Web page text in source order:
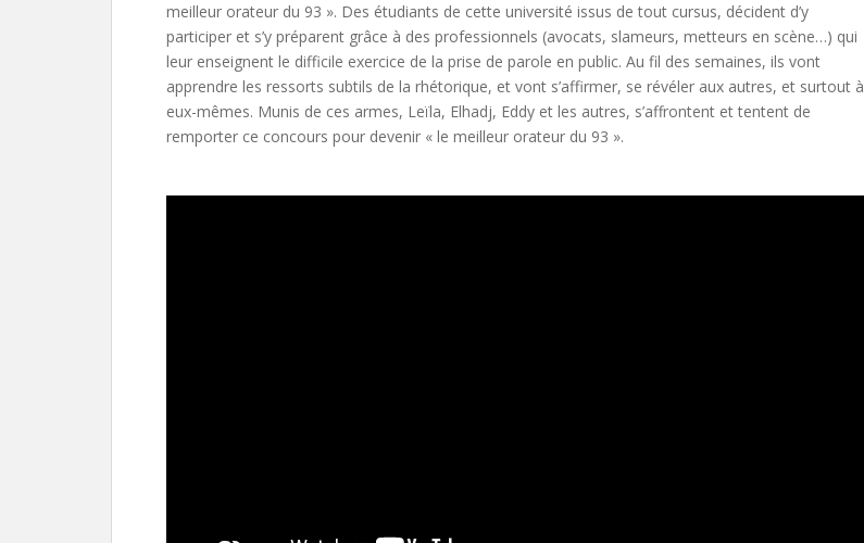
meilleur orateur du 93 ». Des étudiants de cette université issus de tout cursus, décident d’y
participer et s’y préparent grâce à des professionnels (avocats, slameurs, metteurs en scène…) qui
leur enseignent le difficile exercice de la prise de parole en public. Au fil des semaines, ils vont
apprendre les ressorts subtils de la rhétorique, et vont s’affirmer, se révéler aux autres, et surtout à
eux-mêmes. Munis de ces armes, Leïla, Elhadj, Eddy et les autres, s’affrontent et tentent de
remporter ce concours pour devenir « le meilleur orateur du 93 ».